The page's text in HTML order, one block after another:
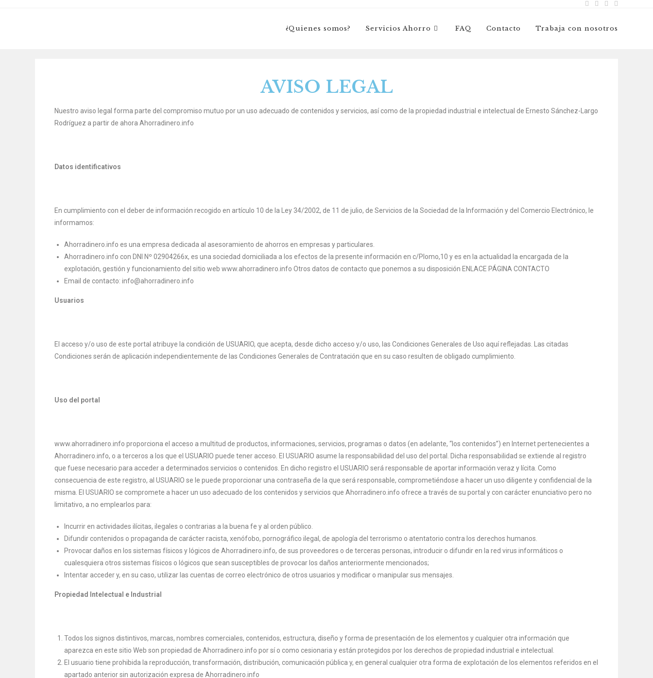
¿Quienes somos? Servicios Ahorro FAQ Contacto Trabaja con nosotros
AVISO LEGAL
Nuestro aviso legal forma parte del compromiso mutuo por un uso adecuado de contenidos y servicios, así como de la propiedad industrial e intelectual de Ernesto Sánchez-Largo
Rodríguez a partir de ahora Ahorradinero.info
Datos identificativos
En cumplimiento con el deber de información recogido en artículo 10 de la Ley 34/2002, de 11 de julio, de Servicios de la Sociedad de la Información y del Comercio Electrónico, le
informamos:
Ahorradinero.info es una empresa dedicada al asesoramiento de ahorros en empresas y particulares.
Ahorradinero.info con DNI Nº 02904266x, es una sociedad domiciliada a los efectos de la presente información en c/Plomo,10 y es en la actualidad la encargada de la
explotación, gestión y funcionamiento del sitio web www.ahorradinero.info Otros datos de contacto que ponemos a su disposición ENLACE PÁGINA CONTACTO
Email de contacto: info@ahorradinero.info
Usuarios
El acceso y/o uso de este portal atribuye la condición de USUARIO, que acepta, desde dicho acceso y/o uso, las Condiciones Generales de Uso aquí reflejadas. Las citadas
Condiciones serán de aplicación independientemente de las Condiciones Generales de Contratación que en su caso resulten de obligado cumplimiento.
Uso del portal
www.ahorradinero.info proporciona el acceso a multitud de productos, informaciones, servicios, programas o datos (en adelante, “los contenidos”) en Internet pertenecientes a
Ahorradinero.info, o a terceros a los que el USUARIO puede tener acceso. El USUARIO asume la responsabilidad del uso del portal. Dicha responsabilidad se extiende al registro
que fuese necesario para acceder a determinados servicios o contenidos. En dicho registro el USUARIO será responsable de aportar información veraz y lícita. Como
consecuencia de este registro, al USUARIO se le puede proporcionar una contraseña de la que será responsable, comprometiéndose a hacer un uso diligente y confidencial de la
misma. El USUARIO se compromete a hacer un uso adecuado de los contenidos y servicios que Ahorradinero.info ofrece a través de su portal y con carácter enunciativo pero no
limitativo, a no emplearlos para:
Incurrir en actividades ilícitas, ilegales o contrarias a la buena fe y al orden público.
Difundir contenidos o propaganda de carácter racista, xenófobo, pornográfico ilegal, de apología del terrorismo o atentatorio contra los derechos humanos.
Provocar daños en los sistemas físicos y lógicos de Ahorradinero.info, de sus proveedores o de terceras personas, introducir o difundir en la red virus informáticos o
cualesquiera otros sistemas físicos o lógicos que sean susceptibles de provocar los daños anteriormente mencionados;
Intentar acceder y, en su caso, utilizar las cuentas de correo electrónico de otros usuarios y modificar o manipular sus mensajes.
Propiedad Intelectual e Industrial
Todos los signos distintivos, marcas, nombres comerciales, contenidos, estructura, diseño y forma de presentación de los elementos y cualquier otra información que
aparezca en este sitio Web son propiedad de Ahorradinero.info por sí o como cesionaria y están protegidos por los derechos de propiedad industrial e intelectual.
El usuario tiene prohibida la reproducción, transformación, distribución, comunicación pública y, en general cualquier otra forma de explotación de los elementos referidos en el
apartado anterior sin autorización expresa de Ahorradinero.info